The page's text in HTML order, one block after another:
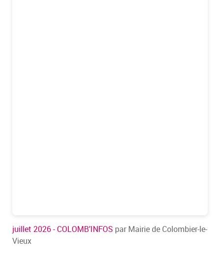
juillet 2026 - COLOMB’INFOS par Mairie de Colombier-le-
Vieux